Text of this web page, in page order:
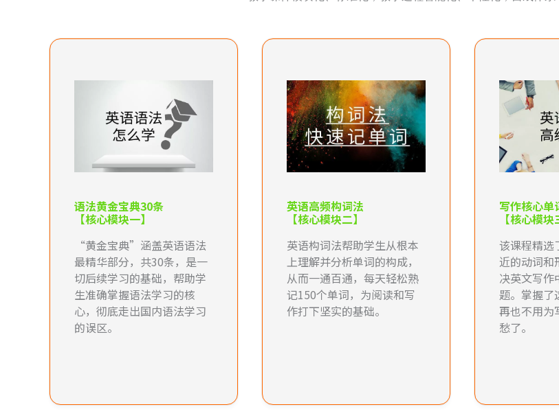
语法黄金宝典30条
【核心模块一】
“黄金宝典”涵盖英语语法
最精华部分，共30条，是一
切后续学习的基础，帮助学
生准确掌握语法学习的核
心，彻底走出国内语法学习
的误区。
英语高频构词法
【核心模块二】
英语构词法帮助学生从根本
上理解并分析单词的构成，
从而一通百通，每天轻松熟
记150个单词，为阅读和写
作打下坚实的基础。
写作核心单
【核心模块
该课程精选
近的动词和
决英文写作
题。掌握了
再也不用为
愁了。